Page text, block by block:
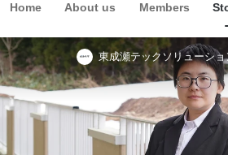
Home About us Members
東成瀬テックソリューシ